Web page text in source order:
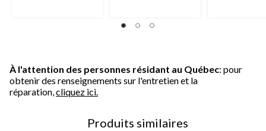
À l'attention des personnes résidant au Québec: pour
obtenir des renseignements sur l'entretien et la
réparation,cliquez ici.
Produits similaires